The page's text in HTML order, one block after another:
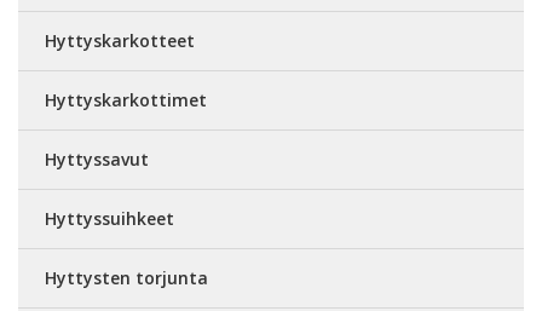
Hyttyskarkotteet
Hyttyskarkottimet
Hyttyssavut
Hyttyssuihkeet
Hyttysten torjunta